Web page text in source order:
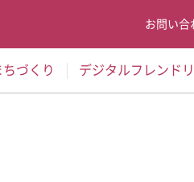
お問い合
づくり デジタルフレンド